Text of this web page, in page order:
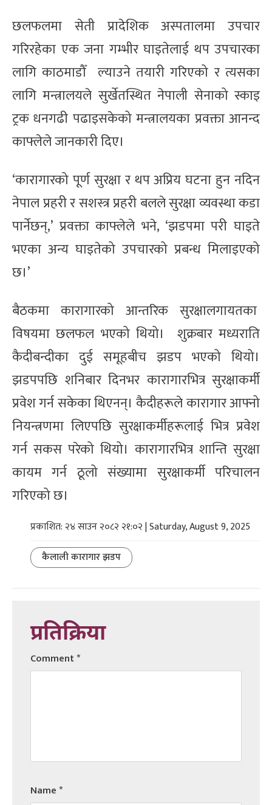
छलफलमा सेती प्रादेशिक अस्पतालमा उपचार
गरिरहेका एक जना गम्भीर घाइतेलाई थप उपचारका
लागि काठमाडौँ ल्याउने तयारी गरिएको र त्यसका
लागि मन्त्रालयले सुर्खेतस्थित नेपाली सेनाको स्काइ
ट्रक धनगढी पढाइसकेको मन्त्रालयका प्रवक्ता आनन्द
काफ्लेले जानकारी दिए।
‘कारागारको पूर्ण सुरक्षा र थप अप्रिय घटना हुन नदिन
नेपाल प्रहरी र सशस्त्र प्रहरी बलले सुरक्षा व्यवस्था कडा
पार्नेछन्,’ प्रवक्ता काफ्लेले भने, ‘झडपमा परी घाइते
भएका अन्य घाइतेको उपचारको प्रबन्ध मिलाइएको
छ।’
बैठकमा कारागारको आन्तरिक सुरक्षालगायतका
विषयमा छलफल भएको थियो। शुक्रबार मध्यराति
कैदीबन्दीका दुई समूहबीच झडप भएको थियो।
झडपपछि शनिबार दिनभर कारागारभित्र सुरक्षाकर्मी
प्रवेश गर्न सकेका थिएनन्। कैदीहरूले कारागार आफ्नो
नियन्त्रणमा लिएपछि सुरक्षाकर्मीहरूलाई भित्र प्रवेश
गर्न सकस परेको थियो। कारागारभित्र शान्ति सुरक्षा
कायम गर्न ठूलो संख्यामा सुरक्षाकर्मी परिचालन
गरिएको छ।
प्रकाशित: २४ साउन २०८२ २१:०२ | Saturday, August 9, 2025
कैलाली कारागार झडप
प्रतिक्रिया
Comment*
Name*